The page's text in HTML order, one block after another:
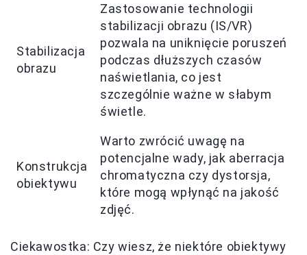
Stabilizacja
obrazu
Zastosowanie technologii
stabilizacji obrazu (IS/VR)
pozwala na uniknięcie poruszeń
podczas dłuższych czasów
naświetlania, co jest
szczególnie ważne w słabym
świetle.
Konstrukcja
obiektywu
Warto zwrócić uwagę na
potencjalne wady, jak aberracja
chromatyczna czy dystorsja,
które mogą wpłynąć na jakość
zdjęć.
Ciekawostka: Czy wiesz, że niektóre obiektywy